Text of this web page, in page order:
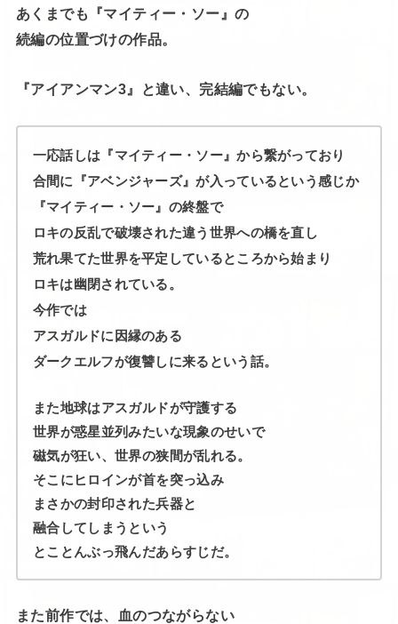
あくまでも『マイティー・ソー』の
続編の位置づけの作品。
『アイアンマン3』と違い、完結編でもない。
一応話しは『マイティー・ソー』から繋がっており
合間に『アベンジャーズ』が入っているという感じか
『マイティー・ソー』の終盤で
ロキの反乱で破壊された違う世界への橋を直し
荒れ果てた世界を平定しているところから始まり
ロキは幽閉されている。
今作では
アスガルドに因縁のある
ダークエルフが復讐しに来るという話。
また地球はアスガルドが守護する
世界が惑星並列みたいな現象のせいで
磁気が狂い、世界の狭間が乱れる。
そこにヒロインが首を突っ込み
まさかの封印された兵器と
融合してしまうという
とことんぶっ飛んだあらすじだ。
また前作では、血のつながらない